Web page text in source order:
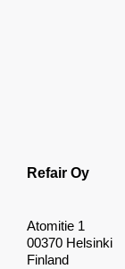
Refair Oy
Atomitie 1
00370 Helsinki
Finland